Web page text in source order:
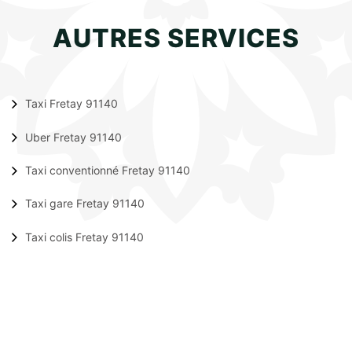
AUTRES SERVICES
Taxi Fretay 91140
Uber Fretay 91140
Taxi conventionné Fretay 91140
Taxi gare Fretay 91140
Taxi colis Fretay 91140